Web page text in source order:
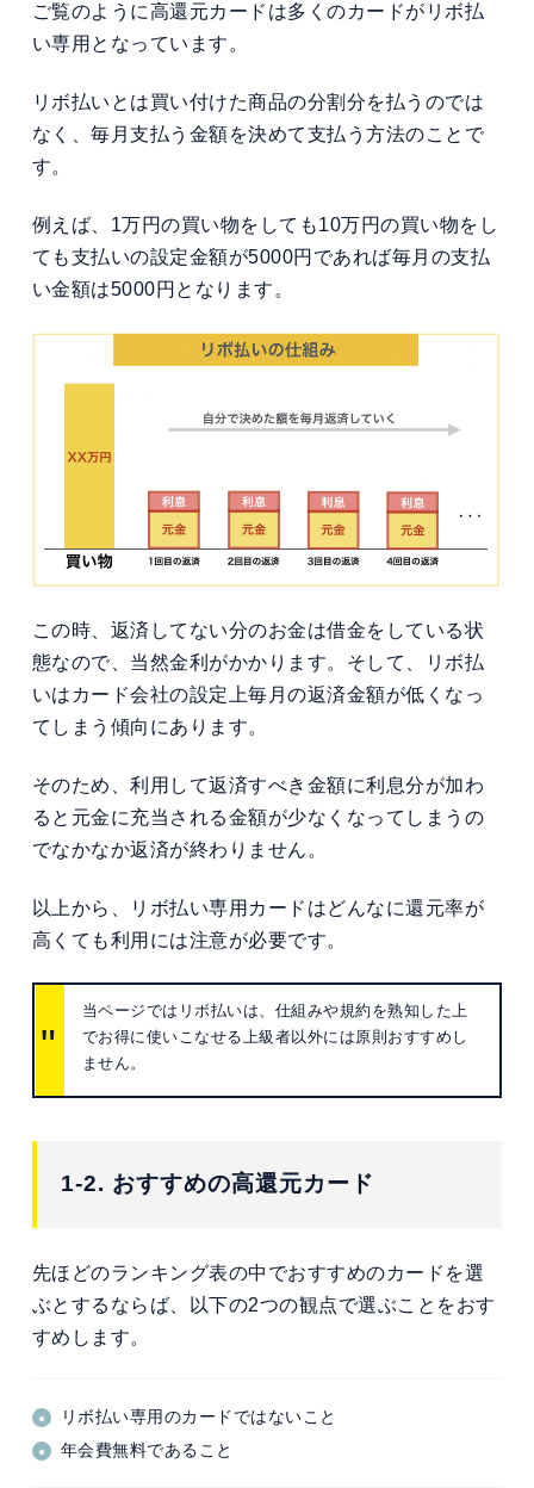
ご覧のように高還元カードは多くのカードがリボ払
い専用となっています。
リボ払いとは買い付けた商品の分割分を払うのでは
なく、毎月支払う金額を決めて支払う方法のことで
す。
例えば、1万円の買い物をしても10万円の買い物をし
ても支払いの設定金額が5000円であれば毎月の支払
い金額は5000円となります。
この時、返済してない分のお金は借金をしている状
態なので、当然金利がかかります。そして、リボ払
いはカード会社の設定上毎月の返済金額が低くなっ
てしまう傾向にあります。
そのため、利用して返済すべき金額に利息分が加わ
ると元金に充当される金額が少なくなってしまうの
でなかなか返済が終わりません。
以上から、リボ払い専用カードはどんなに還元率が
高くても利用には注意が必要です。
当ページではリボ払いは、仕組みや規約を熟知した上
でお得に使いこなせる上級者以外には原則おすすめし
ません。
1-2. おすすめの高還元カード
先ほどのランキング表の中でおすすめのカードを選
ぶとするならば、以下の2つの観点で選ぶことをおす
すめします。
リボ払い専用のカードではないこと
年会費無料であること